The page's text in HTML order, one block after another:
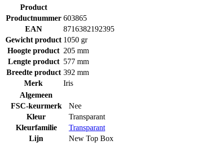
Product
Productnummer 603865
EAN
8716382192395
Gewicht product 1050 gr
Hoogte product 205 mm
Lengte product 577 mm
Breedte product 392 mm
Merk
Iris
Algemeen
FSC-keurmerk
Nee
Kleur
Transparant
Kleurfamilie
Transparant
Lijn
New Top Box